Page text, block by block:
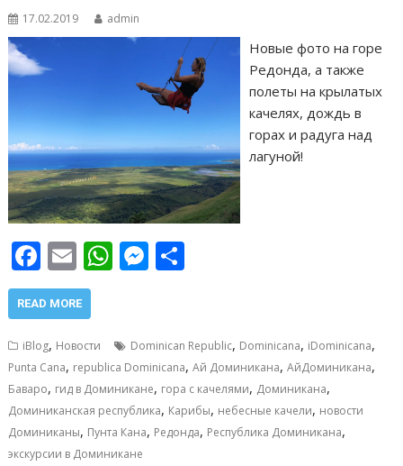
17.02.2019 admin
Новые фото на горе
Редонда, а также
полеты на крылатых
качелях, дождь в
горах и радуга над
лагуной!
F
ac
e
b
o
o
k
E
m
ai
l
W
s
A
p
p
M
e
n
g
er
р
а
в
и
READ MORE
iBlog, Новости Dominican Republic, Dominicana, iDominicana,
Punta Cana, republica Dominicana,Ай Доминикана,АйДоминикана,
Баваро, гид в Доминикане, гора с качелями, Доминикана,
Доминиканская республика, Карибы, небесные качели, новости
Доминиканы, Пунта Кана, Редонда, Республика Доминикана,
экскурсии в Доминикане